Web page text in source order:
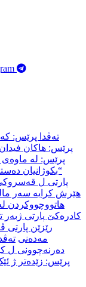
تەڤدا پرێس:
پرێس: هاکان
پرێس: لە ماوەی
“بكوژانیان
پارتی ل
هێرش کرایە سەر
هاتووچووکردن
کادرەکێ پارتی ژبەر
رێزێن پارتی
مەدەنی
دەرنەچوونی ل
پرێس: زێدەتر ژ